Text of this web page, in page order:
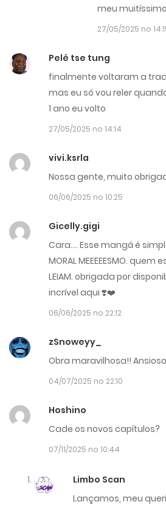
meu muitíssimo
27/05/2025 no
Pelé tse tung
finalmente voltaram a
mas eu só vou reler
1 ano eu volto
27/05/2025 no 14:14
vivi.ksrla
Nossa gente, muito
06/06/2025 no 10:25
Gicelly.gigi
Cara…. Esse mangá é
MORAL MEEEEESMO.
LEIAM. obrigada por
incrível aqui ❣️❤️
06/06/2025 no 22:12
zSnoweyy_
Obra maravilhosa!!
04/07/2025 no 22:10
Hoshino
Cade os novos capítulos?
07/11/2025 no 10:44
Limbo Scan
Lançamos, meu